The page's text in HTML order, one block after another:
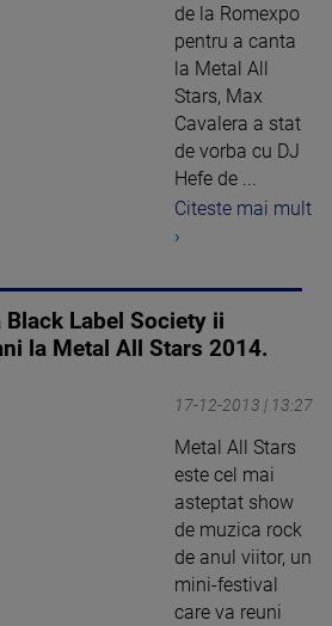
de la Romexpo
pentru a canta
la Metal All
Stars, Max
Cavalera a stat
de vorba cu DJ
Hefe de ...
Citeste mai mult
›
Label Society ii
la Metal All Stars 2014.
17-12-2013 | 13:27
Metal All Stars
este cel mai
asteptat show
de muzica rock
de anul viitor, un
mini-festival
care va reuni